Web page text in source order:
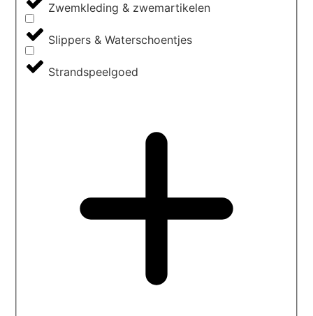
Zwemkleding & zwemartikelen
Slippers & Waterschoentjes
Strandspeelgoed